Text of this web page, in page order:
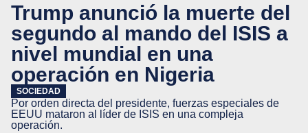
Trump anunció la muerte del
segundo al mando del ISIS a
nivel mundial en una
operación en Nigeria
SOCIEDAD
Por orden directa del presidente, fuerzas especiales de
EEUU mataron al líder de ISIS en una compleja
operación.